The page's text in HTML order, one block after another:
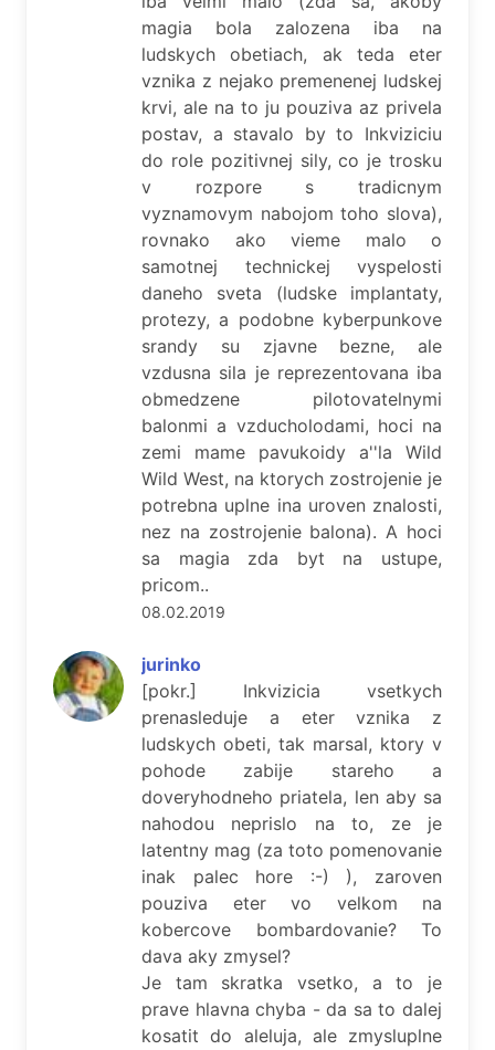
magia bola zalozena iba na
ludskych obetiach, ak teda eter
vznika z nejako premenenej ludskej
krvi, ale na to ju pouziva az privela
postav, a stavalo by to Inkviziciu
do role pozitivnej sily, co je trosku
v rozpore s tradicnym
vyznamovym nabojom toho slova),
rovnako ako vieme malo o
samotnej technickej vyspelosti
daneho sveta (ludske implantaty,
protezy, a podobne kyberpunkove
srandy su zjavne bezne, ale
vzdusna sila je reprezentovana iba
obmedzene pilotovatelnymi
balonmi a vzducholodami, hoci na
zemi mame pavukoidy a''la Wild
Wild West, na ktorych zostrojenie je
potrebna uplne ina uroven znalosti,
nez na zostrojenie balona). A hoci
sa magia zda byt na ustupe,
pricom..
08.02.2019
jurinko
[pokr.] Inkvizicia vsetkych
prenasleduje a eter vznika z
ludskych obeti, tak marsal, ktory v
pohode zabije stareho a
doveryhodneho priatela, len aby sa
nahodou neprislo na to, ze je
latentny mag (za toto pomenovanie
inak palec hore :-) ), zaroven
pouziva eter vo velkom na
kobercove bombardovanie? To
dava aky zmysel?
Je tam skratka vsetko, a to je
prave hlavna chyba - da sa to dalej
kosatit do aleluja, ale zmysluplne